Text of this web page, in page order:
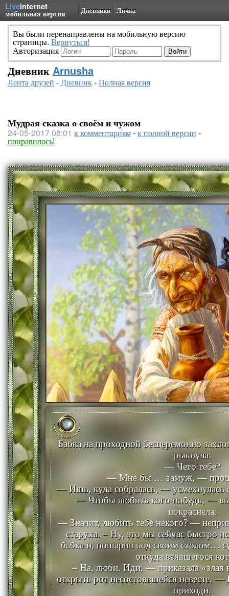
LiveInternet
мобильная версия Дневники Личка
Вы были перенаправлены на мобильную версию
страницы. Вернуться!
Авторизация
Дневник Arnusha
Лента друзей -Дневник-Полная версия
Мудрая сказка о своём и чужом
24-05-2017 08:01 к комментариям-к полной версии -
понравилось!
Бабка на проходной бесцеремонно
рыкнула:
— Чего тебе?
— Мне бы … замуж, —
— Ишь, куда собралась, — усмехнулась
— Чтобы любить кого-нибудь, —
покраснела.
— Значит, любить тебе некого? —
старуха. – Ну, это мы сейчас быстро
бабка и, пошарив под своим столом…
откуда взявшегося
– На, люби. Иди, — приказала «злая
открыть рот несостоявшейся невесте.
приходи.